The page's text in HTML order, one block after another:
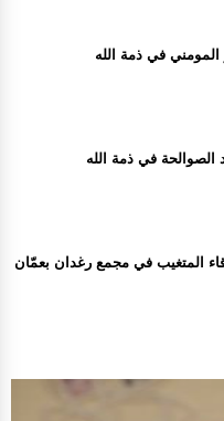
المومني في ذمة الله
في ذمة الله
المتغيب في مجمع رغدان بعمّان